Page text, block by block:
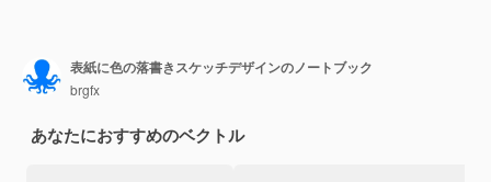
表紙に色の落書きスケッチデザインのノートブック
brgfx
あなたにおすすめのベクトル